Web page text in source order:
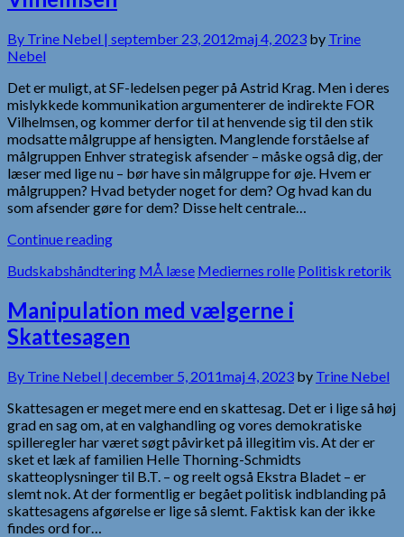
By Trine Nebel | september 23, 2012maj 4, 2023 by Trine
Nebel
Det er muligt, at SF-ledelsen peger på Astrid Krag. Men i deres
mislykkede kommunikation argumenterer de indirekte FOR
Vilhelmsen, og kommer derfor til at henvende sig til den stik
modsatte målgruppe af hensigten. Manglende forståelse af
målgruppen Enhver strategisk afsender – måske også dig, der
læser med lige nu – bør have sin målgruppe for øje. Hvem er
målgruppen? Hvad betyder noget for dem? Og hvad kan du
som afsender gøre for dem? Disse helt centrale…
Continue reading
Budskabshåndtering MÅ læse Mediernes rolle Politisk retorik
Manipulation med vælgerne i
Skattesagen
By Trine Nebel | december 5, 2011maj 4, 2023 by Trine Nebel
Skattesagen er meget mere end en skattesag. Det er i lige så høj
grad en sag om, at en valghandling og vores demokratiske
spilleregler har været søgt påvirket på illegitim vis. At der er
sket et læk af familien Helle Thorning-Schmidts
skatteoplysninger til B.T. – og reelt også Ekstra Bladet – er
slemt nok. At der formentlig er begået politisk indblanding på
skattesagens afgørelse er lige så slemt. Faktisk kan der ikke
findes ord for…